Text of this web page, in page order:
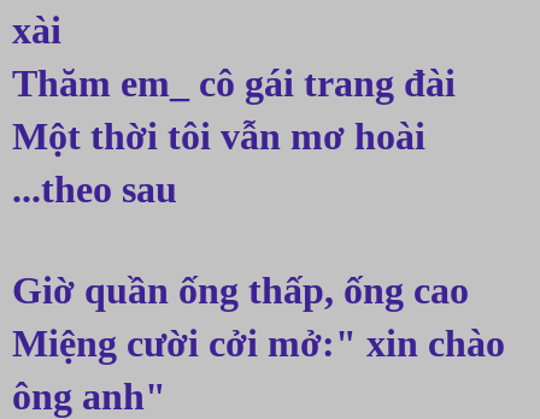
xài
Thăm em_ cô gái trang đài
Một thời tôi vẫn mơ hoài
...theo sau
Giờ quần ống thấp, ống cao
Miệng cười cởi mở:" xin chào
ông anh"